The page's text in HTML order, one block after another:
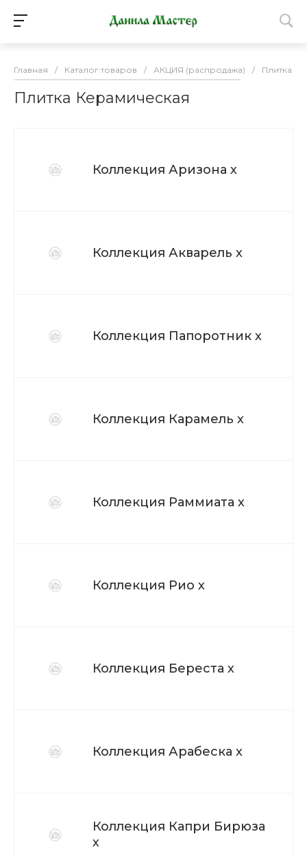
Главная / Каталог товаров / АКЦИЯ (распродажа) / Плитка
Плитка Керамическая
Коллекция Аризона х
Коллекция Акварель х
Коллекция Папоротник х
Коллекция Карамель х
Коллекция Раммиата х
Коллекция Рио х
Коллекция Береста х
Коллекция Арабеска х
Коллекция Капри Бирюза
х